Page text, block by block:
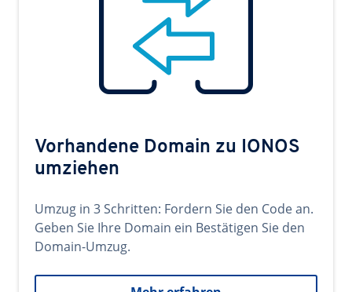
Vorhandene Domain zu IONOS
umziehen
Umzug in 3 Schritten: Fordern Sie den Code an.
Geben Sie Ihre Domain ein Bestätigen Sie den
Domain-Umzug.